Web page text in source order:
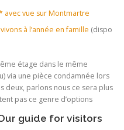
avec vue sur Montmartre
à l’année en famille (dispo
étage dans le même
via une pièce condamnée lors
deux, parlons nous ce sera plus
pas ce genre d’options
guide for visitors